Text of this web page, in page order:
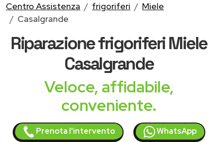
Centro Assistenza frigoriferi
Miele
Casalgrande
Riparazionefrigoriferi Miele
Casalgrande
Veloce, affidabile,
conveniente.
Prenota l'intervento WhatsApp